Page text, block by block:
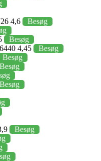
4,6
Besøg
Besøg
4,45
Besøg
Besøg
Besøg
Besøg
Besøg